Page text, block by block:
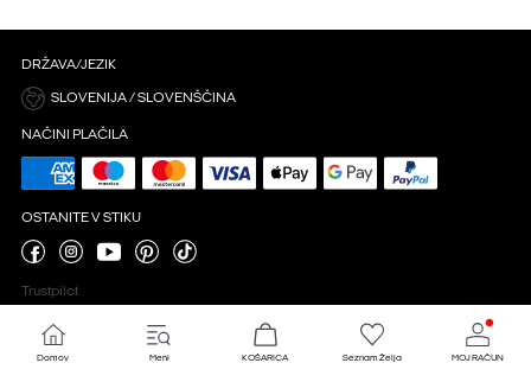
DRŽAVA/JEZIK
SLOVENIJA / SLOVENŠČINA
NAČINI PLAČILA
OSTANITE V STIKU
Trustpilot
Nastavitve piškotkov
Domov Meni KOŠARICA Seznam Želja MOJ RAČUN